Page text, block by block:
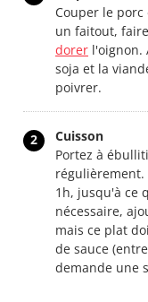
Couper le
un faitout,
dorer l'oignon.
soja et la
poivrer.
2
Cuisson
Portez à
1h, jusqu'à ce
nécessaire,
mais ce plat
de sauce
demande une